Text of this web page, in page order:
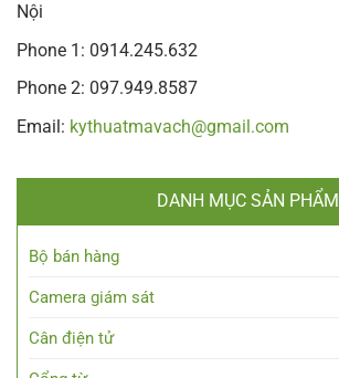
Nội
Phone 1: 0914.245.632
Phone 2: 097.949.8587
Email: kythuatmavach@gmail.com
DANH MỤC SẢN PHẨM
Bộ bán hàng
Camera giám sát
Cân điện tử